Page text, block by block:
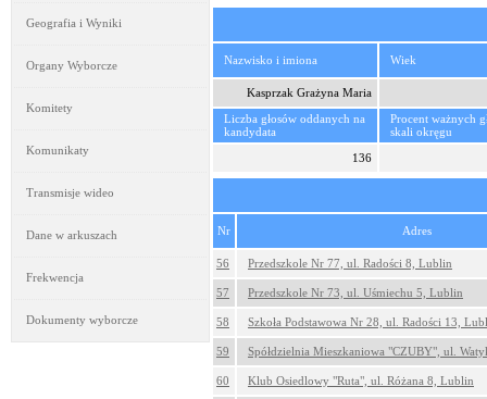
Geografia i Wyniki
Organy Wyborcze
Komitety
Komunikaty
Transmisje wideo
Dane w arkuszach
Frekwencja
Dokumenty wyborcze
Nazwisko i imiona Wiek
Kasprzak Grażyna Maria
Liczba głosów oddanych na
kandydata
Procent ważnych
skali okręgu
136
Nr Adres
56 Przedszkole Nr 77, ul. Radości 8, Lublin
57 Przedszkole Nr 73, ul. Uśmiechu 5, Lublin
58 Szkoła Podstawowa Nr 28, ul. Radości 13,
59 Spółdzielnia Mieszkaniowa "CZUBY", ul.
60 Klub Osiedlowy "Ruta", ul. Różana 8, Lublin